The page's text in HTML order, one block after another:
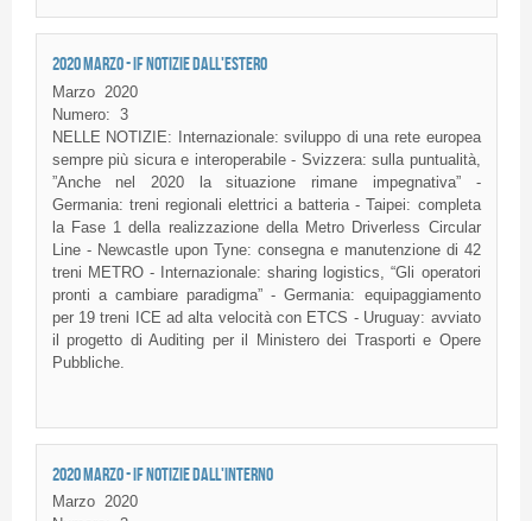
2020 MARZO - IF NOTIZIE DALL'ESTERO
Marzo
2020
Numero: 3
NELLE NOTIZIE: Internazionale: sviluppo di una rete europea
sempre più sicura e interoperabile - Svizzera: sulla puntualità,
”Anche nel 2020 la situazione rimane impegnativa” -
Germania: treni regionali elettrici a batteria - Taipei: completa
la Fase 1 della realizzazione della Metro Driverless Circular
Line - Newcastle upon Tyne: consegna e manutenzione di 42
treni METRO - Internazionale: sharing logistics, “Gli operatori
pronti a cambiare paradigma” - Germania: equipaggiamento
per 19 treni ICE ad alta velocità con ETCS - Uruguay: avviato
il progetto di Auditing per il Ministero dei Trasporti e Opere
Pubbliche.
2020 MARZO - IF NOTIZIE DALL'INTERNO
Marzo 2020